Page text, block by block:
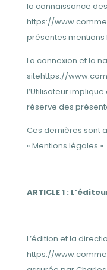
la connaissance
https://
présentes mentions
La connexion et la
sitehttps://
l’Utilisateur
réserve des
Ces dernières sont
« Mentions légales ».
ARTICLE 1 :
L’édition et la
https://